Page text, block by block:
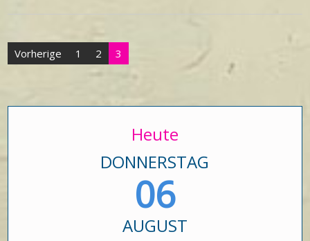
Seitennummerierung
der
Vorherige 1 2 3
Heute
DONNERSTAG
06
AUGUST